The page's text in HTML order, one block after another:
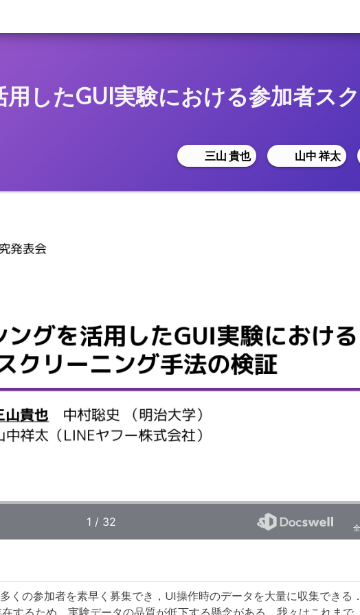
したGUI実験における参加者ス
三山 貴也 山中 祥太
くの参加者を素早く募集でき，UI操作時のデータを大量に収集できる
するため，実験データの品質が低下する懸念がある．我々はこれまで